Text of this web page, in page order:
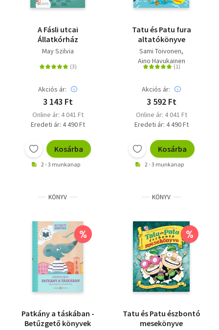
A Fásli utcai
Állatkórház
May Szilvia
Akciós ár:
3 143 Ft
Online ár: 4 041 Ft
Eredeti ár: 4 490 Ft
Kosárba
2 - 3 munkanap
Tatu és Patu fura
altatókönyve
Sami Toivonen
Aino Havukainen
Akciós ár:
3 592 Ft
Online ár: 4 041 Ft
Eredeti ár: 4 490 Ft
Kosárba
2 - 3 munkanap
KÖNYV
%
Patkány a táskában -
Betűzgető könyvek
KÖNYV
%
Tatu és Patu észbontó
mesekönyve